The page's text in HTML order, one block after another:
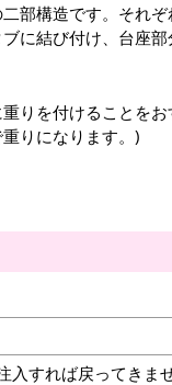
部構造です。それ
に結び付け、台座
りを付けることを
りになります。)
すれば戻ってきま